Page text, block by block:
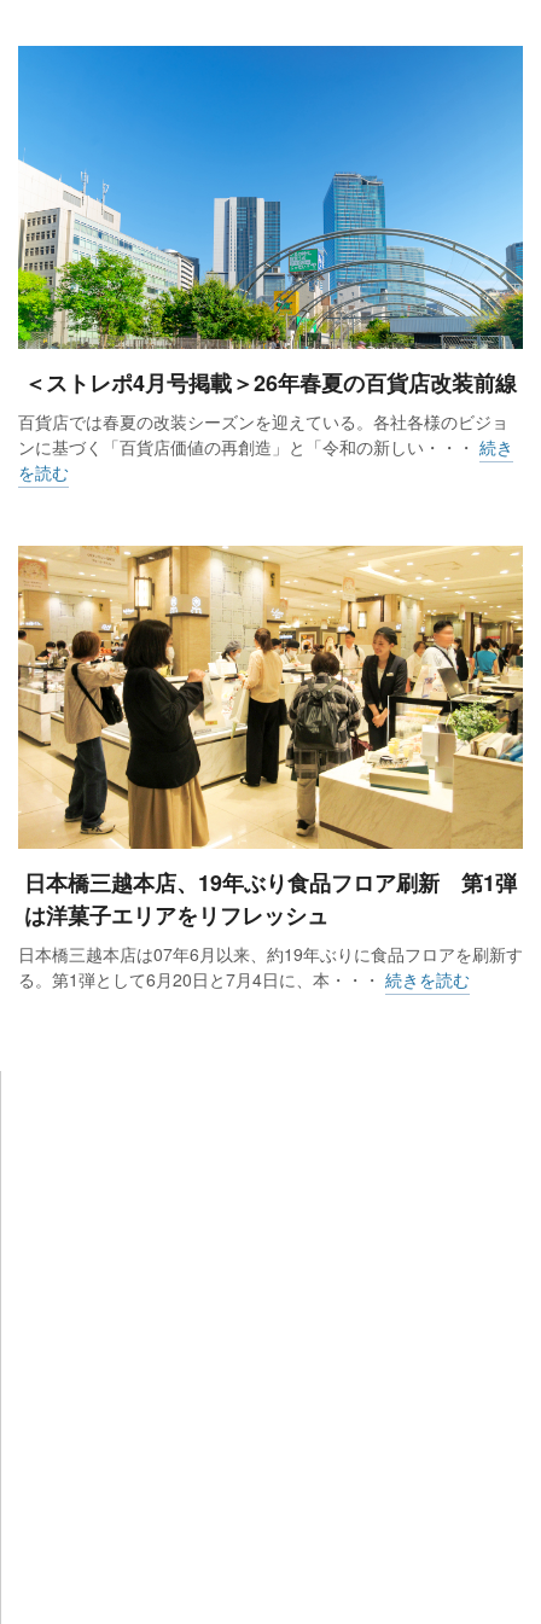
＜ストレポ4月号掲載＞26年春夏の百貨店改装前線
百貨店では春夏の改装シーズンを迎えている。各社各様のビジョ
ンに基づく「百貨店価値の再創造」と「令和の新しい・・・ 続き
を読む
日本橋三越本店、19年ぶり食品フロア刷新 第1弾
は洋菓子エリアをリフレッシュ
日本橋三越本店は07年6月以来、約19年ぶりに食品フロアを刷新す
る。第1弾として6月20日と7月4日に、本・・・ 続きを読む